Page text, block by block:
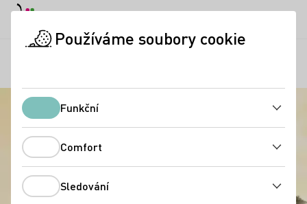
Používáme soubory cookie
Funkční
Comfort
Sledování